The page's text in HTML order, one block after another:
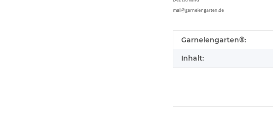
mail@garnelengarten.de
Produkteigenschaft
Wert
Garnelengarten®:
Inhalt: